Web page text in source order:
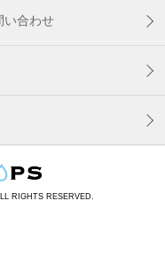
い合わせ
RIGHTS RESERVED.